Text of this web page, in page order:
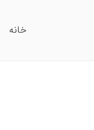
خانه